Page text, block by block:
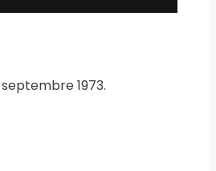
1973.